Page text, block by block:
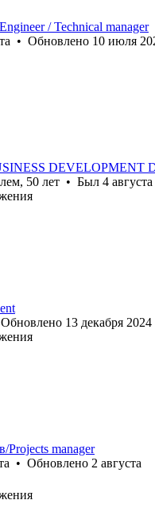
/ Technical manager
• Обновлено 10 июля
, 50 лет • Был 4 августа
Обновлено 13 декабря 2024
Projects manager
• Обновлено 2 августа